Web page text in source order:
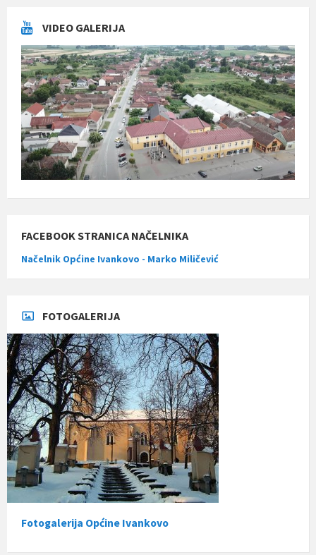
VIDEO GALERIJA
FACEBOOK STRANICA NAČELNIKA
Načelnik Općine Ivankovo - Marko Miličević
FOTOGALERIJA
Fotogalerija Općine Ivankovo